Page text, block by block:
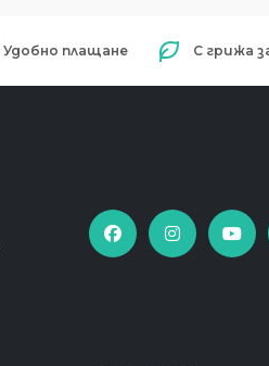
Удобно плащане С грижа